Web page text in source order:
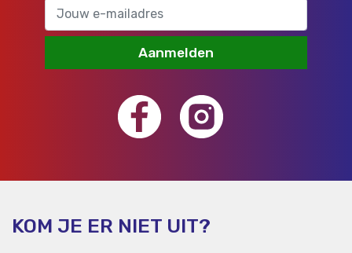
Aanmelden
KOM JE ER NIET UIT?